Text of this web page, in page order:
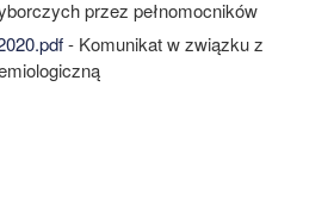
przez pełnomocników
- Komunikat w związku z